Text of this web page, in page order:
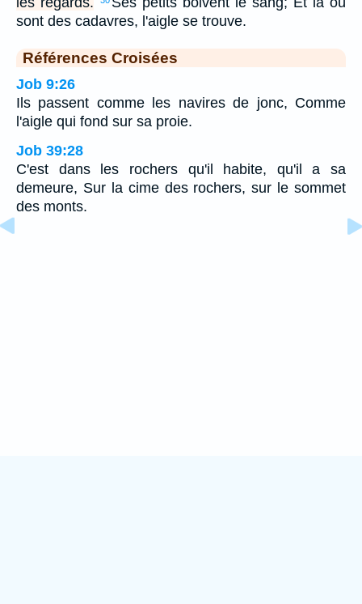
sont des cadavres, l'aigle se trouve.
Références Croisées
Job 9:26
Ils passent comme les navires de jonc, Comme
l'aigle qui fond sur sa proie.
Job 39:28
C'est dans les rochers qu'il habite, qu'il a sa
demeure, Sur la cime des rochers, sur le sommet
des monts.